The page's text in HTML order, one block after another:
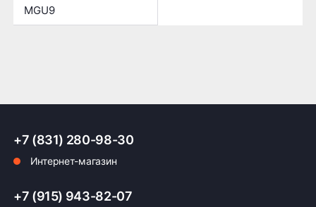
MGU9
+7 (831) 280-98-30
Интернет-магазин
+7 (915) 943-82-07